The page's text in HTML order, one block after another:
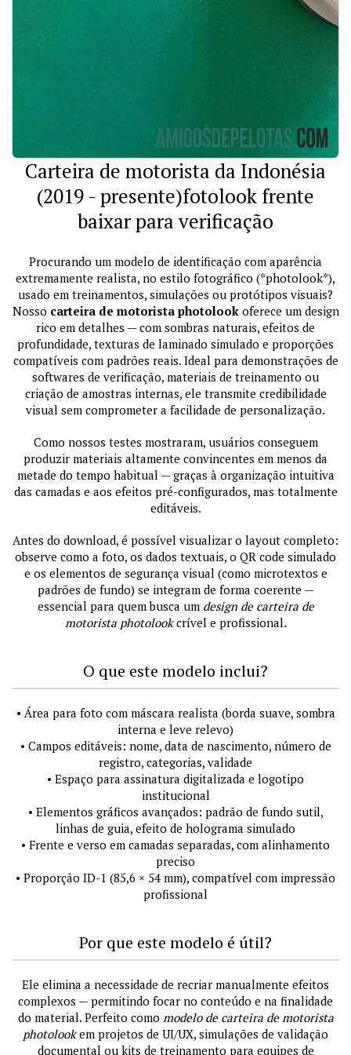
Carteira de motorista da Indonésia
(2019 - presente)fotolook frente
baixar para verificação
Procurando um modelo de identificação com aparência
extremamente realista, no estilo fotográfico (*photolook*),
usado em treinamentos, simulações ou protótipos visuais?
Nosso carteira de motorista photolookoferece um design
rico em detalhes — com sombras naturais, efeitos de
profundidade, texturas de laminado simulado e proporções
compatíveis com padrões reais. Ideal para demonstrações de
softwares de verificação, materiais de treinamento ou
criação de amostras internas, ele transmite credibilidade
visual sem comprometer a facilidade de personalização.
Como nossos testes mostraram, usuários conseguem
produzir materiais altamente convincentes em menos da
metade do tempo habitual — graças à organização intuitiva
das camadas e aos efeitos pré-configurados, mas totalmente
editáveis.
Antes do download, é possível visualizar o layout completo:
observe como a foto, os dados textuais, o QR code simulado
e os elementos de segurança visual (como microtextos e
padrões de fundo) se integram de forma coerente —
essencial para quem busca um design de carteira de
motorista photolookcrível e profissional.
O que este modelo inclui?
• Área para foto com máscara realista (borda suave, sombra
interna e leve relevo)
• Campos editáveis: nome, data de nascimento, número de
registro, categorias, validade
• Espaço para assinatura digitalizada e logotipo
institucional
• Elementos gráficos avançados: padrão de fundo sutil,
linhas de guia, efeito de holograma simulado
• Frente e verso em camadas separadas, com alinhamento
preciso
• Proporção ID-1 (85,6 × 54 mm), compatível com impressão
profissional
Por que este modelo é útil?
Ele elimina a necessidade de recriar manualmente efeitos
complexos — permitindo focar no conteúdo e na finalidade
do material. Perfeito como modelo de carteira de motorista
photolookem projetos de UI/UX, simulações de validação
documental ou kits de treinamento para equipes de